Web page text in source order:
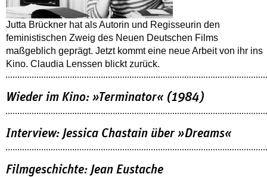
Jutta Brückner hat als Autorin und Regisseurin den
feministischen Zweig des Neuen Deutschen Films
maßgeblich geprägt. Jetzt kommt eine neue Arbeit von ihr ins
Kino. Claudia Lenssen blickt zurück.
Wieder im Kino: »Terminator« (1984)
Interview: Jessica Chastain über »Dreams«
Filmgeschichte: Jean Eustache